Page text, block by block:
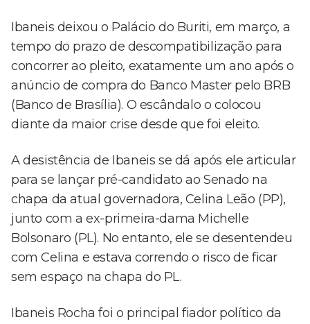
Ibaneis deixou o Palácio do Buriti, em março, a
tempo do prazo de descompatibilização para
concorrer ao pleito, exatamente um ano após o
anúncio de compra do Banco Master pelo BRB
(Banco de Brasília). O escândalo o colocou
diante da maior crise desde que foi eleito.
A desistência de Ibaneis se dá após ele articular
para se lançar pré-candidato ao Senado na
chapa da atual governadora, Celina Leão (PP),
junto com a ex-primeira-dama Michelle
Bolsonaro (PL). No entanto, ele se desentendeu
com Celina e estava correndo o risco de ficar
sem espaço na chapa do PL.
Ibaneis Rocha foi o principal fiador político da